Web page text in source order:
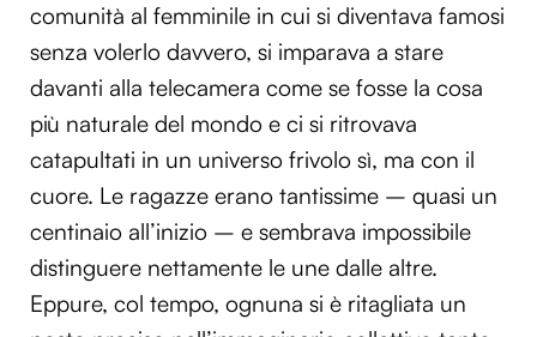
comunità al femminile in cui si diventava famosi
senza volerlo davvero, si imparava a stare
davanti alla telecamera come se fosse la cosa
più naturale del mondo e ci si ritrovava
catapultati in un universo frivolo sì, ma con il
cuore. Le ragazze erano tantissime – quasi un
centinaio all’inizio – e sembrava impossibile
distinguere nettamente le une dalle altre.
Eppure, col tempo, ognuna si è ritagliata un